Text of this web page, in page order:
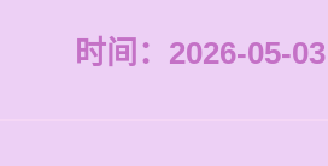
时间：2026-05-